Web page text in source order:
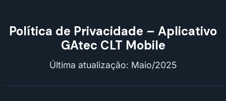
Política de Privacidade – Aplicativo
GAtec CLT Mobile
Última atualização: Maio/2025